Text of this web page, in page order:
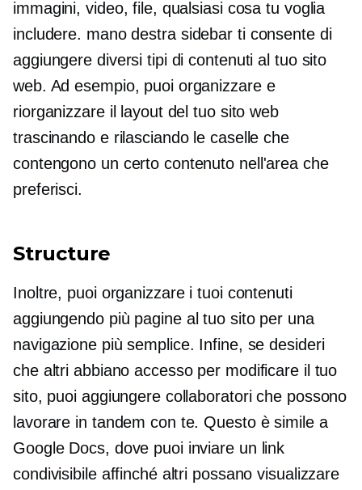
immagini, video, file, qualsiasi cosa tu voglia
includere. mano destrasidebar ti consente di
aggiungere diversi tipi di contenuti al tuo sito
web. Ad esempio, puoi organizzare e
riorganizzare il layout del tuo sito web
trascinando e rilasciando le caselle che
contengono un certo contenuto nell'area che
preferisci.
Structure
Inoltre, puoi organizzare i tuoi contenuti
aggiungendo più pagine al tuo sito per una
navigazione più semplice. Infine, se desideri
che altri abbiano accesso per modificare il tuo
sito, puoi aggiungere collaboratori che possono
lavorare in tandem con te. Questo è simile a
Google Docs, dove puoi inviare un link
condivisibile affinché altri possano visualizzare